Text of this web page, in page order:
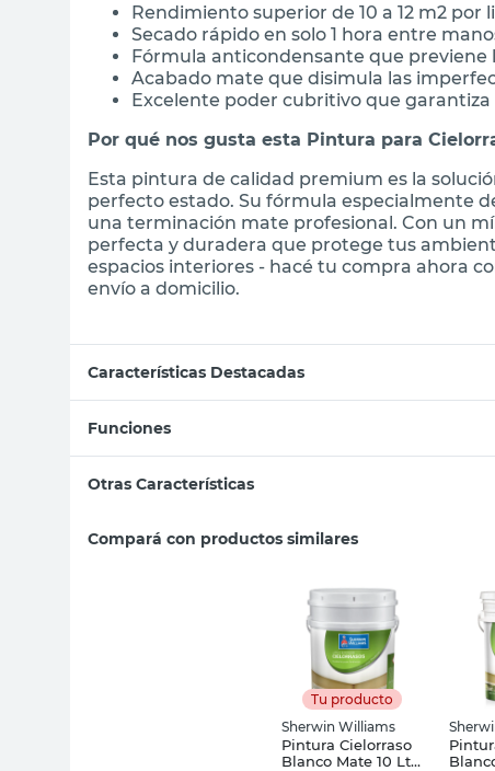
Rendimiento superior de 10 a 12 m2 por
Secado rápido en solo 1 hora entre
Fórmula anticondensante que previene
Acabado mate que disimula las
Excelente poder cubritivo que
Por qué nos gusta esta Pintura para
Esta pintura de calidad premium es la
perfecto estado. Su fórmula especialmente
una terminación mate profesional. Con un
perfecta y duradera que protege tus
espacios interiores - hacé tu compra ahora
envío a domicilio.
Características Destacadas
Funciones
Otras Características
Compará con productos similares
Tu producto
Sherwin Williams
Pintura Cielorraso
Blanco Mate 10 Lts